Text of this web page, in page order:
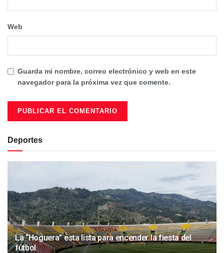
Web
Guarda mi nombre, correo electrónico y web en este
navegador para la próxima vez que comente.
Deportes
La “Hoguera” esta lista para encender la fiesta del
fútbol